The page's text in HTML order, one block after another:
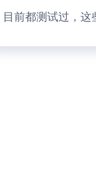
目前都测试过，这